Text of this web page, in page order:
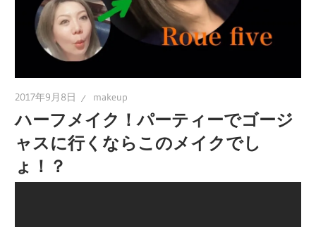
2017年9月8日 makeup
ハーフメイク！パーティーでゴージ
ャスに行くならこのメイクでし
ょ！？